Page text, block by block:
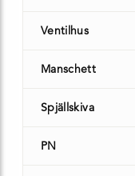
Ventilhus
Manschett
Spjällskiva
PN